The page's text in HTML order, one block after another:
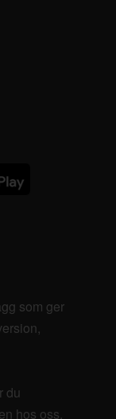
som ger
du
hos oss.